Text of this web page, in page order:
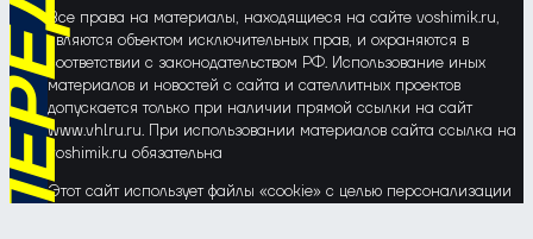
Все права на материалы, находящиеся на сайте voshimik.ru,
являются объектом исключительных прав, и охраняются в
соответствии с законодательством РФ. Использование иных
материалов и новостей с сайта и сателлитных проектов
допускается только при наличии прямой ссылки на сайт
www.vhlru.ru. При использовании материалов сайта ссылка на
voshimik.ru обязательна
Этот сайт использует файлы «cookie» с целью персонализации